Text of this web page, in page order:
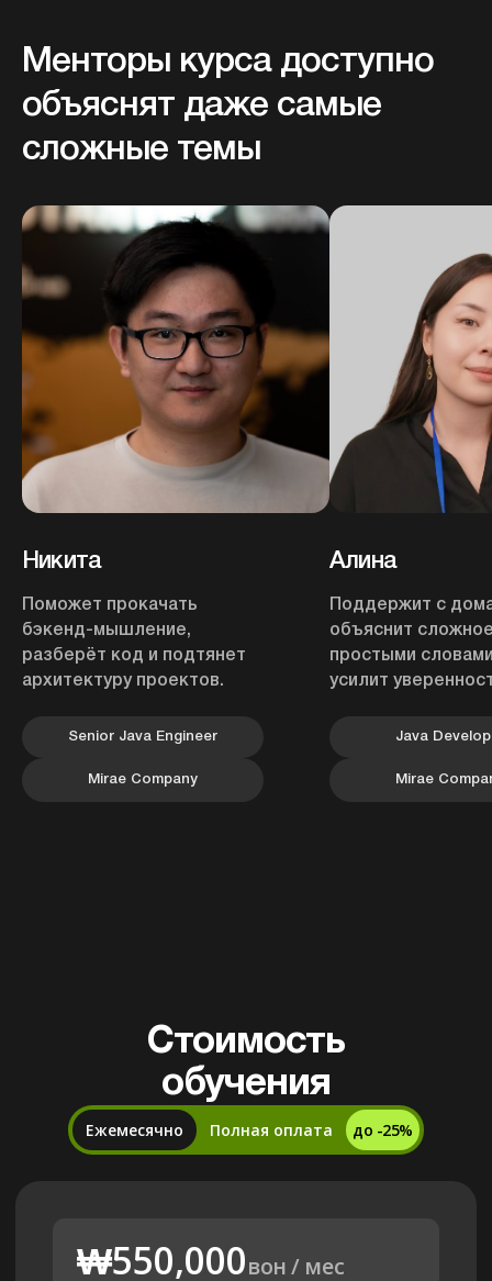
Менторы курса доступно
объяснят даже самые
сложные темы
Никита
Поможет прокачать
бэкенд-мышление,
разберёт код и подтянет
архитектуру проектов.
Senior Java Engineer
Mirae Company
Алина
Поддержит с
объяснит
простыми
усилит
Java
Mirae
Стоимость
обучения
Ежемесячно Полная оплата до -25%
вопросы
Не нашли своего вопроса?
Напишите нам
Остались вопросы?